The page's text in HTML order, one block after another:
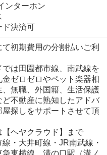
ンターホン
ド決済可
初期費用の分割払いご利
は田園都市線、南武線を
金ゼロゼロやペット楽器相
、無職、外国籍、生活保護
ど不動産に熟知したアドバ
屋探しをサポートさせて頂
【ヘヤクラウド】まで
・大井町線・JR南武線・
東横線、溝の口駅（溝ノ